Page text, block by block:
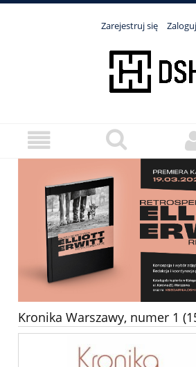
Zarejestruj się
Kronika Warszawy, numer 1